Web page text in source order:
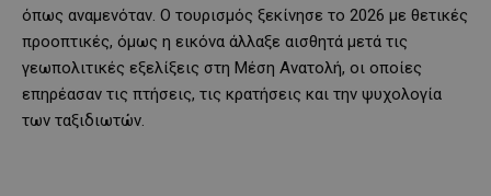
όπως αναμενόταν. Ο τουρισμός ξεκίνησε το 2026 με θετικές
προοπτικές, όμως η εικόνα άλλαξε αισθητά μετά τις
γεωπολιτικές εξελίξεις στη Μέση Ανατολή, οι οποίες
επηρέασαν τις πτήσεις, τις κρατήσεις και την ψυχολογία
των ταξιδιωτών.